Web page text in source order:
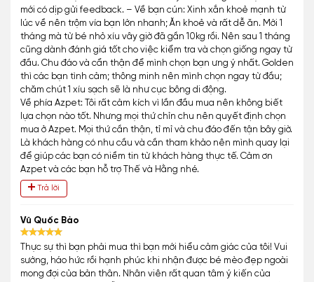
mới có dịp gửi feedback. – Về bạn cún: Xinh xắn khoẻ mạnh từ
lúc về nên trộm vía bạn lớn nhanh; Ăn khoẻ và rất dễ ăn. Mới 1
tháng mà từ bé nhỏ xíu vây giờ đã gần 10kg rồi. Nên sau 1 tháng
cũng dành đánh giá tốt cho việc kiểm tra và chọn giống ngay từ
đầu. Chu đáo và cẩn thận để mình chọn bạn ưng ý nhất. Golden
thì các bạn tình cảm; thông minh nên mình chọn ngay từ đầu;
chăm chút 1 xíu sạch sẽ là như cục bông di động.
Về phía Azpet: Tôi rất cảm kích vì lần đầu mua nên không biết
lựa chọn nào tốt. Nhưng mọi thứ chỉn chu nên quyết định chọn
mua ở Azpet. Mọi thứ cần thận, tỉ mỉ và chu đáo đến tận bây giờ.
Là khách hàng có nhu cầu và cần tham khảo nên mình quay lại
để giúp các bạn có niềm tin từ khách hàng thực tế. Cảm ơn
Azpet và các bạn hỗ trợ Thế và Hằng nhé.
Trả lời
Vũ Quốc Bảo
Thực sự thì bạn phải mua thì bạn mới hiểu cảm giác của tôi! Vui
sướng, háo hức rồi hạnh phúc khi nhận được bé mèo đẹp ngoài
mong đợi của bản thân. Nhân viên rất quan tâm ý kiến của